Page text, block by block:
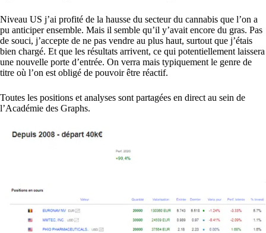
Niveau US j’ai profité de la hausse du secteur du cannabis que l’on a
pu anticiper ensemble. Mais il semble qu’il y’avait encore du gras. Pas
de souci, j’accepte de ne pas vendre au plus haut, surtout que j’étais
bien chargé. Et que les résultats arrivent, ce qui potentiellement laissera
une nouvelle porte d’entrée. On verra mais typiquement le genre de
titre où l’on est obligé de pouvoir être réactif.
Toutes les positions et analyses sont partagées en direct au sein de
l’Académie des Graphs.